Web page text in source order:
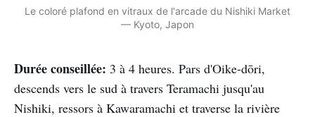
Le coloré plafond en vitraux de l'arcade du Nishiki Market
— Kyoto, Japon
Durée conseillée: 3 à 4 heures. Pars d'Oike-dōri,
descends vers le sud à travers Teramachi jusqu'au
Nishiki, ressors à Kawaramachi et traverse la rivière